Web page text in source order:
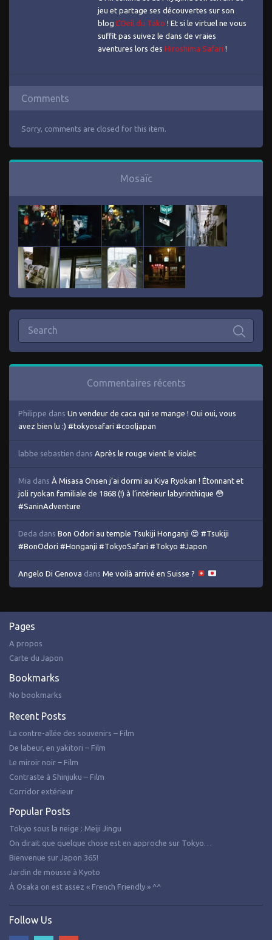
jeu et partage ses découvertes sur son
blog L'Oeil du Tako ! Et si le virtuel ne vous
suffit pas suivez le dans de vraies
aventures lors des Hiroshima Safari !
Comments
Sorry, comments are closed for this item.
Mosaïc
Commentaires récents
Philippe dans Un vendeur de caca qui se mange ! Oui oui, vous
avez bien lu :) #tokyosafari #cooljapan
labbe sebastien dans Après le rouge vient le violet
Mia dans À Misasa Onsen j’ai dormi au Kiya Ryokan ! Étonnant et
joli ryokan familiale de 1868 (!) à l’intérieur labyrinthique 😳
#SaninAdventure
Deda dans Bon Odori au temple Tsukiji Honganji 😍 #Tsukiji
#BonOdori #Honganji #TokyoSafari #Tokyo #Japon
Angelo Di Genova dans Me voilà arrivé en Suisse ?
Pages
A propos
Carte du Japon
Bookmarks
No bookmarks
Recent Posts
La contre-allée des souvenirs – Film
De labeur, en yakitori – Film
Le miroir noir – Film
Contraste à Shinjuku – Film
Corridor extérieur
Popular Posts
Tokyo sous la neige : Meiji Jingu
On dirait que quelque chose est en approche sur Tokyo…
Bienvenue sur Japon 365!
Jardin de mousse à Kyoto
À Osaka on est assez « French Friendly » ^^
Follow Us